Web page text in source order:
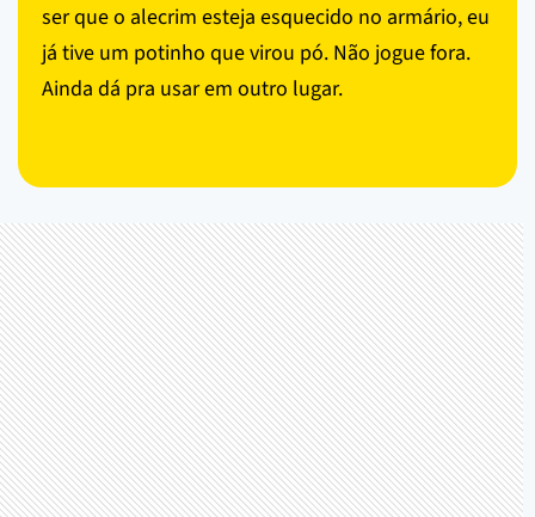
ser que o alecrim esteja esquecido no armário, eu
já tive um potinho que virou pó. Não jogue fora.
Ainda dá pra usar em outro lugar.